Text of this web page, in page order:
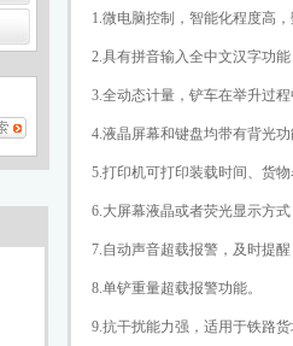
1.微电脑控制，智能化程度高
2.具有拼音输入全中文汉字功
3.全动态计量，铲车在举升过
4.液晶屏幕和键盘均带有背光
5.打印机可打印装载时间、货
6.大屏幕液晶或者荧光显示方
7.自动声音超载报警，及时提
8.单铲重量超载报警功能。
9.抗干扰能力强，适用于铁路